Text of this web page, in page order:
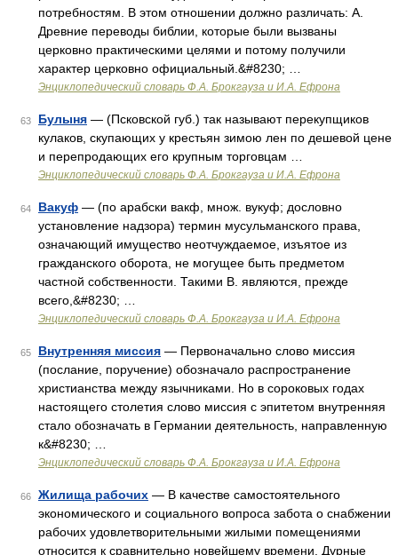
потребностям. В этом отношении должно различать: А.
Древние переводы библии, которые были вызваны
церковно практическими целями и потому получили
характер церковно официальный.&#8230; …
Энциклопедический словарь Ф.А. Брокгауза и И.А. Ефрона
63 Булыня — (Псковской губ.) так называют перекупщиков
кулаков, скупающих у крестьян зимою лен по дешевой цене
и перепродающих его крупным торговцам …
Энциклопедический словарь Ф.А. Брокгауза и И.А. Ефрона
64 Вакуф — (по арабски вакф, множ. вукуф; дословно
установление надзора) термин мусульманского права,
означающий имущество неотчуждаемое, изъятое из
гражданского оборота, не могущее быть предметом
частной собственности. Такими В. являются, прежде
всего,&#8230; …
Энциклопедический словарь Ф.А. Брокгауза и И.А. Ефрона
65 Внутренняя миссия — Первоначально слово миссия
(послание, поручение) обозначало распространение
христианства между язычниками. Но в сороковых годах
настоящего столетия слово миссия с эпитетом внутренняя
стало обозначать в Германии деятельность, направленную
к&#8230; …
Энциклопедический словарь Ф.А. Брокгауза и И.А. Ефрона
66 Жилища рабочих — В качестве самостоятельного
экономического и социального вопроса забота о снабжении
рабочих удовлетворительными жилыми помещениями
относится к сравнительно новейшему времени. Дурные